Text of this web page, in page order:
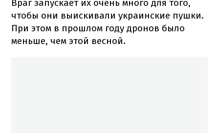
Враг запускает их очень много для того,
чтобы они выискивали украинские пушки.
При этом в прошлом году дронов было
меньше, чем этой весной.